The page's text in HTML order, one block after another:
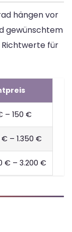
hängen vor
gewünschtem
Richtwerte für
– 150 €
– 1.350 €
€ – 3.200 €